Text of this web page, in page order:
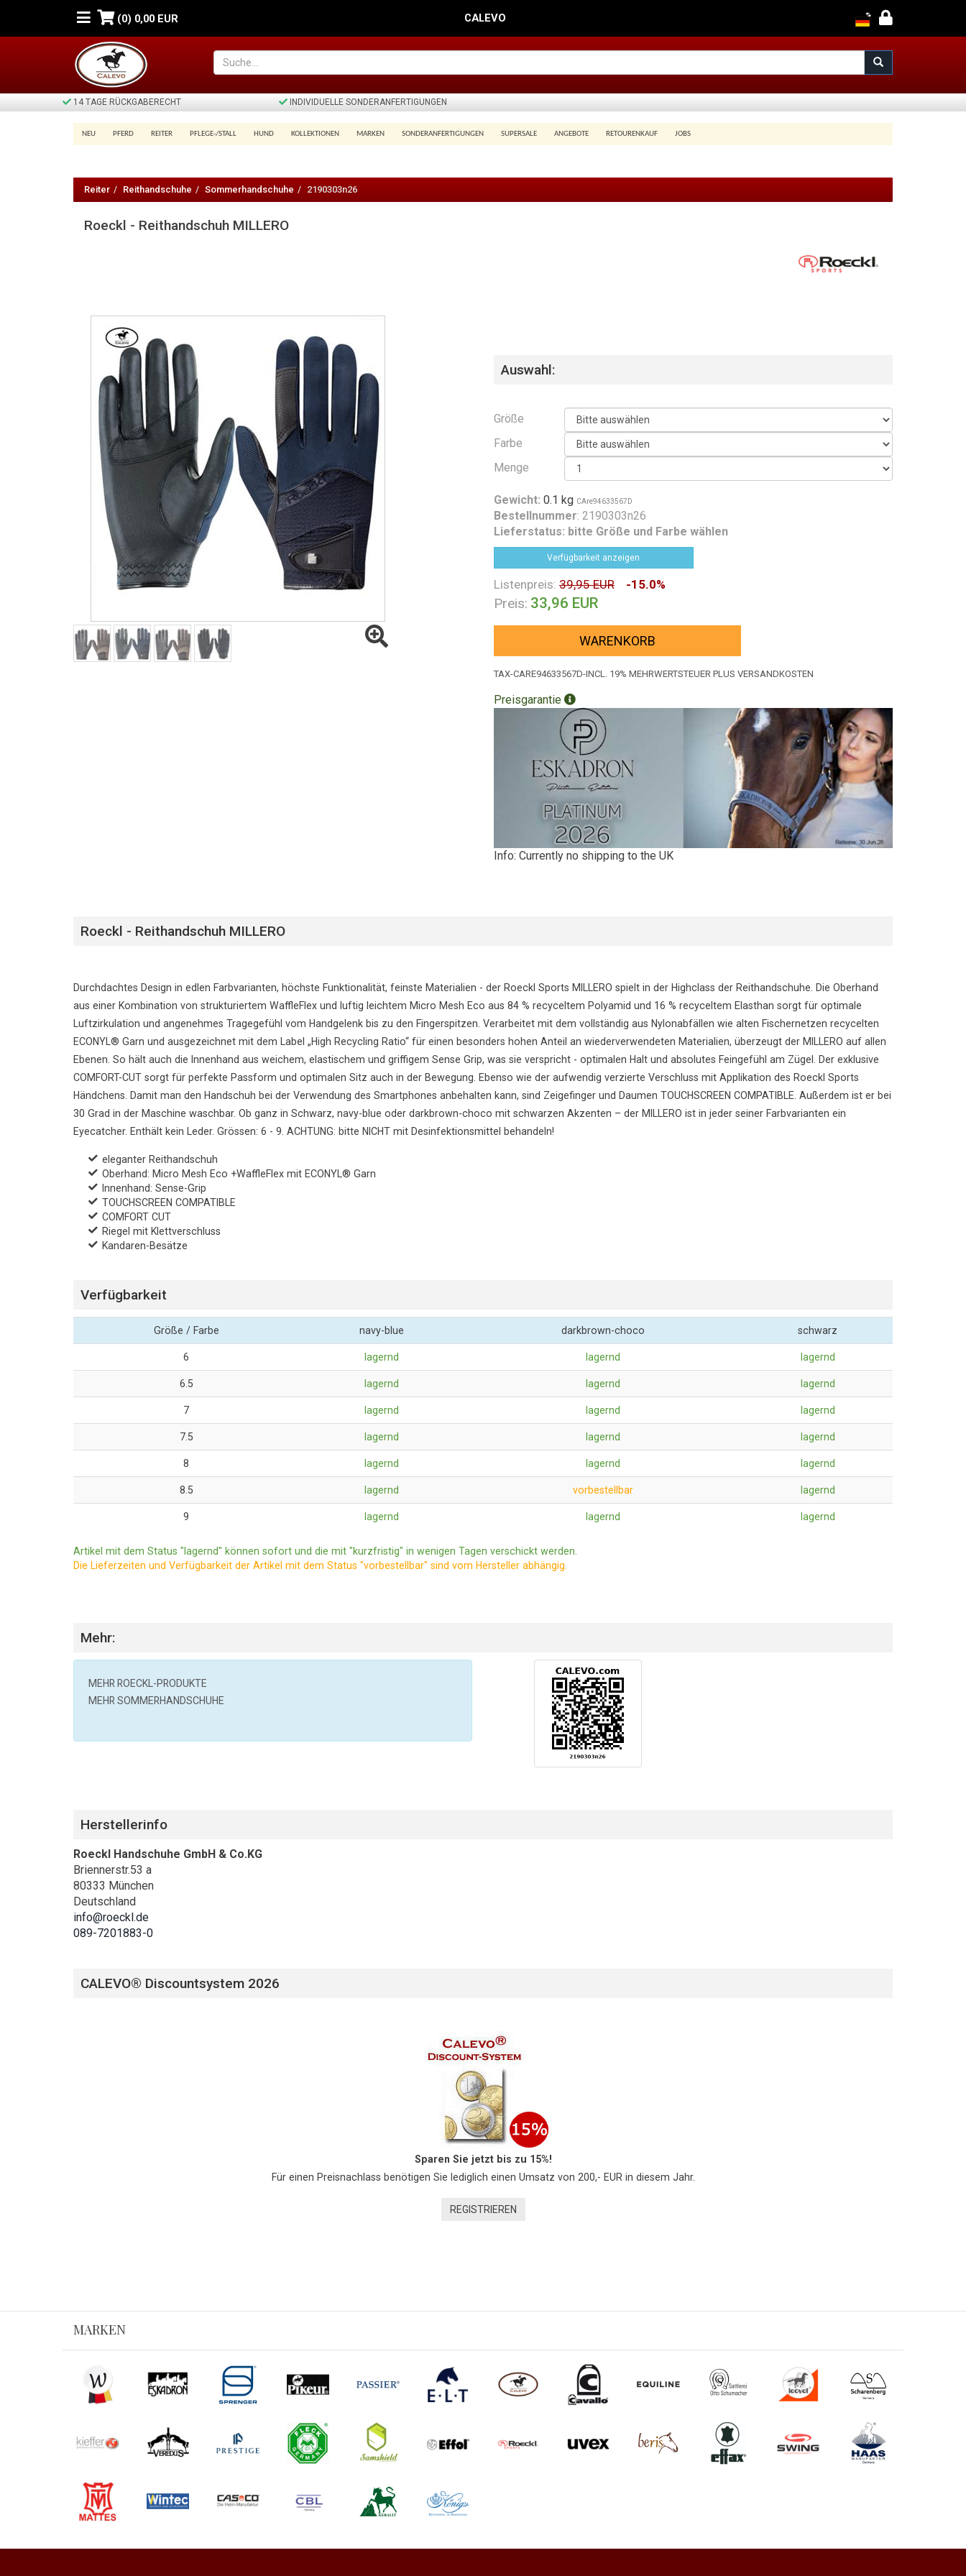
(0) 0,00 EUR CALEVO
14 TAGE RÜCKGABERECHT INDIVIDUELLE SONDERANFERTIGUNGEN
NEU PFERD REITER PFLEGE-/STALL HUND KOLLEKTIONEN MARKEN SONDERANFERTIGUNGEN SUPERSALE ANGEBOTE RETOURENKAUF JOBS
Reithandschuh
Reiter Reithandschuhe Sommerhandschuhe 2190303n26
Roeckl - Reithandschuh MILLERO
Auswahl:
Größe
Farbe
Menge
Gewicht: 0.1 kg CAre94633567D
Bestellnummer: 2190303n26
Lieferstatus: bitte Größe und Farbe wählen
Verfügbarkeit anzeigen
Listenpreis: 39,95 EUR -15.0%
Preis: 33,96 EUR
WARENKORB
TAX-CARE94633567D-INCL. 19% MEHRWERTSTEUER PLUS VERSANDKOSTEN
Preisgarantie
Info: Currently no shipping to the UK
Roeckl - Reithandschuh MILLERO
Durchdachtes Design in edlen Farbvarianten, höchste Funktionalität, feinste Materialien - der Roeckl Sports MILLERO spielt in der Highclass der Reithandschuhe. Die Oberhand
aus einer Kombination von strukturiertem WaffleFlex und luftig leichtem Micro Mesh Eco aus 84 % recyceltem Polyamid und 16 % recyceltem Elasthan sorgt für optimale
Luftzirkulation und angenehmes Tragegefühl vom Handgelenk bis zu den Fingerspitzen. Verarbeitet mit dem vollständig aus Nylonabfällen wie alten Fischernetzen recycelten
ECONYL® Garn und ausgezeichnet mit dem Label „High Recycling Ratio“ für einen besonders hohen Anteil an wiederverwendeten Materialien, überzeugt der MILLERO auf allen
Ebenen. So hält auch die Innenhand aus weichem, elastischem und griffigem Sense Grip, was sie verspricht - optimalen Halt und absolutes Feingefühl am Zügel. Der exklusive
COMFORT-CUT sorgt für perfekte Passform und optimalen Sitz auch in der Bewegung. Ebenso wie der aufwendig verzierte Verschluss mit Applikation des Roeckl Sports
Händchens. Damit man den Handschuh bei der Verwendung des Smartphones anbehalten kann, sind Zeigefinger und Daumen TOUCHSCREEN COMPATIBLE. Außerdem ist er bei
30 Grad in der Maschine waschbar. Ob ganz in Schwarz, navy-blue oder darkbrown-choco mit schwarzen Akzenten – der MILLERO ist in jeder seiner Farbvarianten ein
Eyecatcher. Enthält kein Leder. Grössen: 6 - 9. ACHTUNG: bitte NICHT mit Desinfektionsmittel behandeln!
eleganter Reithandschuh
Oberhand: Micro Mesh Eco +WaffleFlex mit ECONYL® Garn
Innenhand: Sense-Grip
TOUCHSCREEN COMPATIBLE
COMFORT CUT
Riegel mit Klettverschluss
Kandaren-Besätze
Verfügbarkeit
Größe / Farbe navy-blue darkbrown-choco schwarz
6 lagernd lagernd lagernd
6.5 lagernd lagernd lagernd
7 lagernd lagernd lagernd
7.5 lagernd lagernd lagernd
8 lagernd lagernd lagernd
8.5 lagernd vorbestellbar lagernd
9 lagernd lagernd lagernd
Artikel mit dem Status "lagernd" können sofort und die mit "kurzfristig" in wenigen Tagen verschickt werden.
Die Lieferzeiten und Verfügbarkeit der Artikel mit dem Status "vorbestellbar" sind vom Hersteller abhängig.
Mehr:
MEHR ROECKL-PRODUKTE
MEHR SOMMERHANDSCHUHE
Herstellerinfo
Roeckl Handschuhe GmbH & Co.KG
Briennerstr.53 a
80333 München
Deutschland
info@roeckl.de
089-7201883-0
CALEVO® Discountsystem 2026
Sparen Sie jetzt bis zu 15%!
Für einen Preisnachlass benötigen Sie lediglich einen Umsatz von 200,- EUR in diesem Jahr.
REGISTRIEREN
MARKEN